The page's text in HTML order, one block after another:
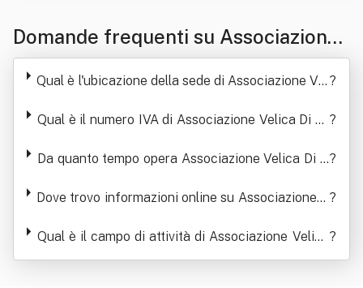
Domande frequenti su Associazione
Velica Di Bracciano Sportiva Dilettan
Qual è l'ubicazione della sede di Associazione Vel ?
Qual è il numero IVA di Associazione Velica Di Br ?
Da quanto tempo opera Associazione Velica Di B?
Dove trovo informazioni online su Associazione V ?
Qual è il campo di attività di Associazione Velica
Di Bracciano Sportiva Dilettantistica
?